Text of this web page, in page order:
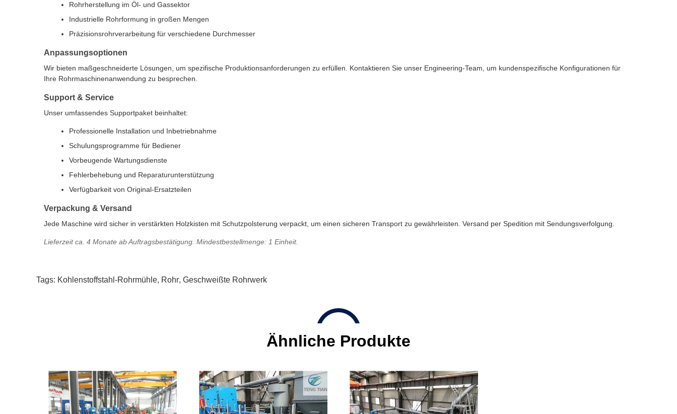
Rohrherstellung im Öl- und Gassektor
Industrielle Rohrformung in großen Mengen
Präzisionsrohrverarbeitung für verschiedene Durchmesser
Anpassungsoptionen
Wir bieten maßgeschneiderte Lösungen, um spezifische Produktionsanforderungen zu erfüllen. Kontaktieren Sie unser Engineering-Team, um kundenspezifische Konfigurationen für
Ihre Rohrmaschinenanwendung zu besprechen.
Support & Service
Unser umfassendes Supportpaket beinhaltet:
Professionelle Installation und Inbetriebnahme
Schulungsprogramme für Bediener
Vorbeugende Wartungsdienste
Fehlerbehebung und Reparaturunterstützung
Verfügbarkeit von Original-Ersatzteilen
Verpackung & Versand
Jede Maschine wird sicher in verstärkten Holzkisten mit Schutzpolsterung verpackt, um einen sicheren Transport zu gewährleisten. Versand per Spedition mit Sendungsverfolgung.
Lieferzeit ca. 4 Monate ab Auftragsbestätigung. Mindestbestellmenge: 1 Einheit.
Tags: Kohlenstoffstahl-Rohrmühle, Rohr, Geschweißte Rohrwerk
Ähnliche Produkte